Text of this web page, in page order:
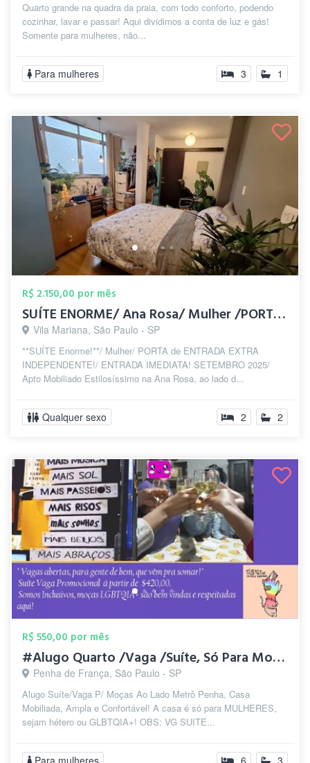
Quarto grande na quadra da praia, com todo conforto, podendo
cozinhar, lavar e passar! Aqui dividimos a conta de luz e gás!
Somente para mulheres, não...
Para mulheres 3 1
R$ 2.150,00 por mês
SUÍTE ENORME/ Ana Rosa/ Mulher /PORTA EN...
Vila Mariana, São Paulo - SP
**SUÍTE Enorme!**/ Mulher/ PORTA de ENTRADA EXTRA
INDEPENDENTE!/ ENTRADA IMEDIATA! SETEMBRO 2025/
Apto Mobiliado Estilosíssimo na Ana Rosa, ao lado d...
Qualquer sexo 2 2
R$ 550,00 por mês
#Alugo Quarto /Vaga /Suíte, Só Para Moça...
Penha de França, São Paulo - SP
Alugo Suíte/Vaga P/ Moças Ao Lado Metrô Penha, Casa
Mobiliada, Ampla e Confortável! A casa é só para MULHERES,
sejam hétero ou GLBTQIA+! OBS: VG SUITE...
Para mulheres 6 3